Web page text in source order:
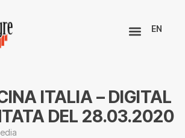
EN
ITALIA – DIGITAL
DEL 28.03.2020